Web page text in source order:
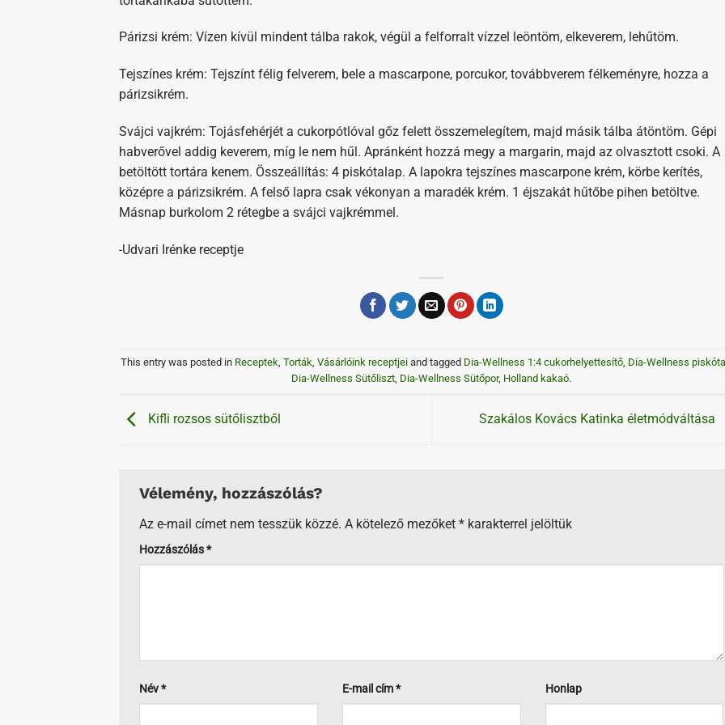
Párizsi krém: Vízen kívül mindent tálba rakok, végül a felforralt vízzel leöntöm, elkeverem, lehűtöm.
Tejszínes krém: Tejszínt félig felverem, bele a mascarpone, porcukor, továbbverem félkeményre, hozza a
párizsikrém.
Svájci vajkrém: Tojásfehérjét a cukorpótlóval gőz felett összemelegítem, majd másik tálba átöntöm. Gépi
habverővel addig keverem, míg le nem hűl. Apránként hozzá megy a margarin, majd az olvasztott csoki. A
betöltött tortára kenem. Összeállítás: 4 piskótalap. A lapokra tejszínes mascarpone krém, körbe kerítés,
középre a párizsikrém. A felső lapra csak vékonyan a maradék krém. 1 éjszakát hűtőbe pihen betöltve.
Másnap burkolom 2 rétegbe a svájci vajkrémmel.
-Udvari Irénke receptje
This entry was posted in Receptek,Torták,Vásárlóink receptjei and tagged Dia-Wellness 1:4 cukorhelyettesítő, Dia-Wellness
Dia-Wellness Sütőliszt, Dia-Wellness Sütőpor, Holland kakaó.
Kifli rozsos sütőlisztből Szakálos Kovács Katinka életmódváltása
Vélemény, hozzászólás?
Az e-mail címet nem tesszük közzé. A kötelező mezőket * karakterrel jelöltük
Hozzászólás*
Név* E-mail cím* Honlap